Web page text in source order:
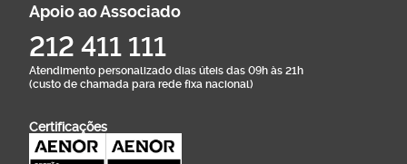
Apoio ao Associado
212 411 111
Atendimento personalizado dias úteis das 09h às 21h
(custo de chamada para rede fixa nacional)
Certificações